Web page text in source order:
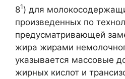
81) для
произведенных по
предусматривающей
жира жирами
указывается массовые
жирных кислот и